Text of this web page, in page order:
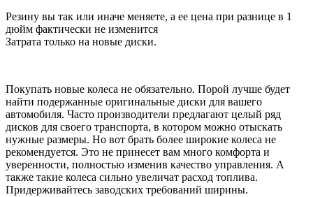
Резину вы так или иначе меняете, а ее цена при разнице в 1
дюйм фактически не изменится
Затрата только на новые диски.
Покупать новые колеса не обязательно. Порой лучше будет
найти подержанные оригинальные диски для вашего
автомобиля. Часто производители предлагают целый ряд
дисков для своего транспорта, в котором можно отыскать
нужные размеры. Но вот брать более широкие колеса не
рекомендуется. Это не принесет вам много комфорта и
уверенности, полностью изменив качество управления. А
также такие колеса сильно увеличат расход топлива.
Придерживайтесь заводских требований ширины.